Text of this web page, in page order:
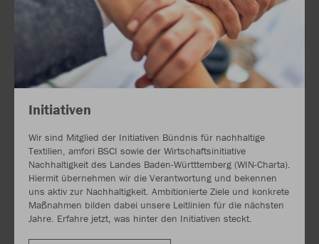
Initiativen
Wir sind Mitglied der Initiativen Bündnis für nachhaltige
Textilien, amfori BSCI sowie der Wirtschaftsinitiative
Nachhaltigkeit des Landes Baden-Württtemberg (WIN-Charta).
Hiermit übernehmen wir die Verantwortung und bekennen
uns aktiv zur Nachhaltigkeit. Ambitionierte Ziele und konkrete
Maßnahmen bilden dabei unsere Leitlinien für die nächsten
Jahre. Erfahre jetzt, was hinter den Initiativen steckt.